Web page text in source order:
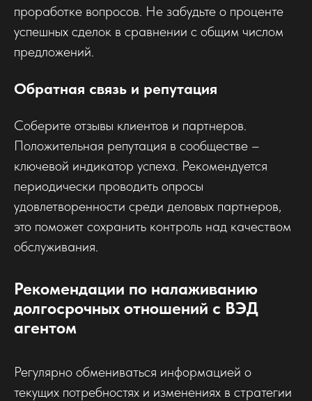
проработке вопросов. Не забудьте о проценте
успешных сделок в сравнении с общим числом
предложений.
Обратная связь и репутация
Соберите отзывы клиентов и партнеров.
Положительная репутация в сообществе –
ключевой индикатор успеха. Рекомендуется
периодически проводить опросы
удовлетворенности среди деловых партнеров,
это поможет сохранить контроль над качеством
обслуживания.
Рекомендации по налаживанию
долгосрочных отношений с ВЭД
агентом
Регулярно обмениваться информацией о
текущих потребностях и изменениях в стратегии